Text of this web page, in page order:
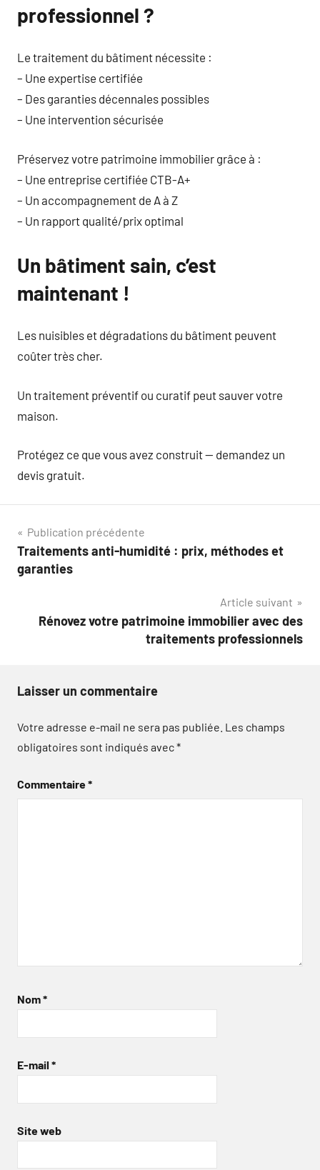
professionnel ?
Le traitement du bâtiment nécessite :
– Une expertise certifiée
– Des garanties décennales possibles
– Une intervention sécurisée
Préservez votre patrimoine immobilier grâce à :
– Une entreprise certifiée CTB-A+
– Un accompagnement de A à Z
– Un rapport qualité/prix optimal
Un bâtiment sain, c’est
maintenant !
Les nuisibles et dégradations du bâtiment peuvent
coûter très cher.
Un traitement préventif ou curatif peut sauver votre
maison.
Protégez ce que vous avez construit — demandez un
devis gratuit.
Navigation
de
Publication précédente
Traitements anti-humidité : prix, méthodes et
garanties
Article suivant
Rénovez votre patrimoine immobilier avec des
traitements professionnels
Laisser un commentaire
Votre adresse e-mail ne sera pas publiée. Les champs
obligatoires sont indiqués avec*
Commentaire*
Nom*
E-mail *
Site web